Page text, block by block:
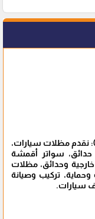
ظلال التميز للمظلات والسواتر - 0538402607: نقدم مظلات سيارات،
سواتر أقمشة
وحدائق، مظلات
تركيب وصيانة
سيارات.